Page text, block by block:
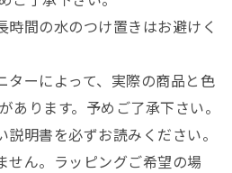
時間の水のつけ置きはお避けく
ターによって、実際の商品と色
あります。予めご了承下さい。
明書を必ずお読みください。
せん。ラッピングご希望の場